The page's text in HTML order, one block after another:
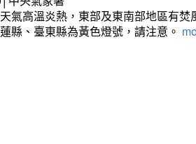
氣高溫炎熱，東部及東南部地區有
縣、臺東縣為黃色燈號，請注意。